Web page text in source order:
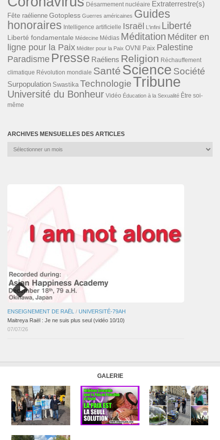
Désarmement nucléaire Extraterrestre(s)
Fête raélienne Gotopless Guerres américaines Guides
honoraires Intelligence artificielle Israël L'infini Liberté
Liberté fondamentale Médecine Médias Méditation Méditer en
ligne pour la Paix Méditer pour la Paix OVNI Paix Palestine
Paradisme Presse Raéliens Religion Réchauffement
climatique Révolution mondiale Santé Science Société
Surpopulation Swastika TechnologieTribune
Université du Bonheur Vidéo Éducation à la Sexualité Être soi-
même
ARCHIVES MENSUELLES DES ARTICLES
Archives
ENSEIGNEMENT DE RAËL / UNIVERSITÉ-79AH
Maitreya Raël : Je ne suis plus seul (vidéo 10/10)
07/07/26
GALERIE